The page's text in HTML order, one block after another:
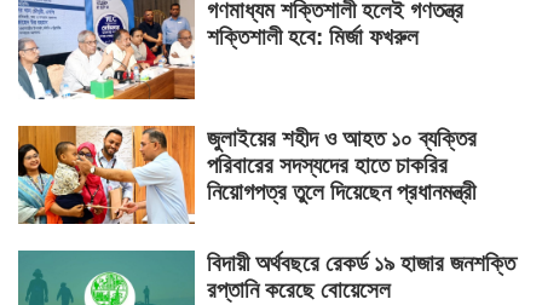
গণমাধ্যম শক্তিশালী হলেই গণতন্ত্র
শক্তিশালী হবে: মির্জা ফখরুল
জুলাইয়ের শহীদ ও আহত ১০ ব্যক্তির
পরিবারের সদস্যদের হাতে চাকরির
নিয়োগপত্র তুলে দিয়েছেন প্রধানমন্ত্রী
বিদায়ী অর্থবছরে রেকর্ড ১৯ হাজার জনশক্তি
রপ্তানি করেছে বোয়েসেল